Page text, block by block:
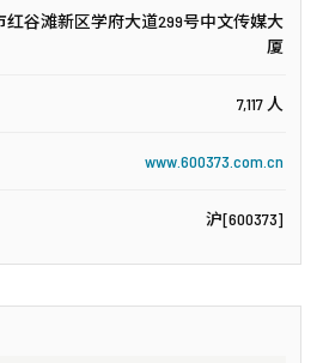
红谷滩新区学府大道299号中文传媒大
厦
7,117 人
www.600373.com.cn
沪[600373]